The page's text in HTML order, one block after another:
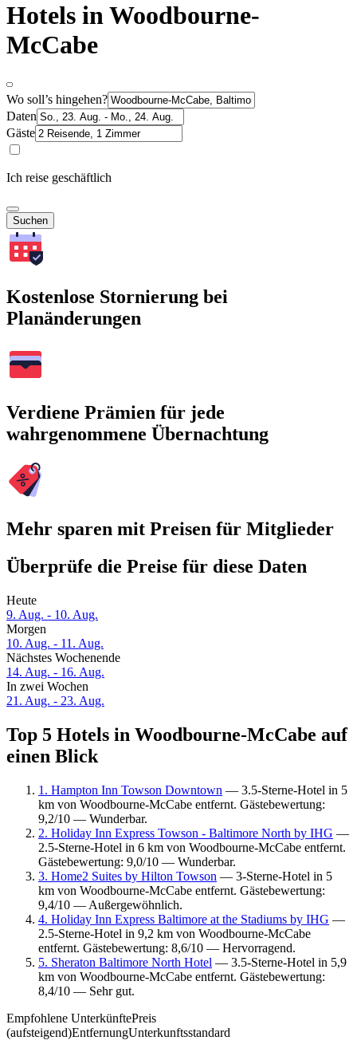
Hotels in Woodbourne-
McCabe
Wo soll’s hingehen?
Daten
Gäste
Ich reise geschäftlich
Suchen
Kostenlose Stornierung bei
Planänderungen
Verdiene Prämien für jede
wahrgenommene Übernachtung
Mehr sparen mit Preisen für Mitglieder
Überprüfe die Preise für diese Daten
Heute
9. Aug. - 10. Aug.
Morgen
10. Aug. - 11. Aug.
Nächstes Wochenende
14. Aug. - 16. Aug.
In zwei Wochen
21. Aug. - 23. Aug.
Top 5 Hotels in Woodbourne-McCabe auf
einen Blick
1. Hampton Inn Towson Downtown — 3.5-Sterne-Hotel in 5
km von Woodbourne-McCabe entfernt. Gästebewertung:
9,2/10 — Wunderbar.
2. Holiday Inn Express Towson - Baltimore North by IHG —
2.5-Sterne-Hotel in 6 km von Woodbourne-McCabe entfernt.
Gästebewertung: 9,0/10 — Wunderbar.
3. Home2 Suites by Hilton Towson — 3-Sterne-Hotel in 5
km von Woodbourne-McCabe entfernt. Gästebewertung:
9,4/10 — Außergewöhnlich.
4. Holiday Inn Express Baltimore at the Stadiums by IHG —
2.5-Sterne-Hotel in 9,2 km von Woodbourne-McCabe
entfernt. Gästebewertung: 8,6/10 — Hervorragend.
5. Sheraton Baltimore North Hotel — 3.5-Sterne-Hotel in 5,9
km von Woodbourne-McCabe entfernt. Gästebewertung:
8,4/10 — Sehr gut.
Empfohlene UnterkünftePreis
(aufsteigend)EntfernungUnterkunftsstandard